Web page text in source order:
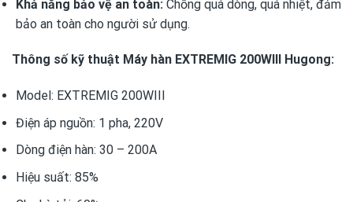
Khả năng bảo vệ an toàn:Chống quá dòng, quá nhiệt, đảm
bảo an toàn cho người sử dụng.
Thông số kỹ thuật Máy hàn EXTREMIG 200WIII Hugong:
Model: EXTREMIG 200WIII
Điện áp nguồn: 1 pha, 220V
Dòng điện hàn: 30 – 200A
Hiệu suất: 85%